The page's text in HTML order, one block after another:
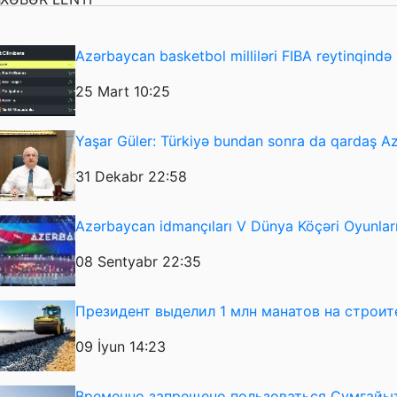
Azərbaycan basketbol milliləri FIBA reytinqində
25 Mart 10:25
Yaşar Güler: Türkiyə bundan sonra da qardaş
31 Dekabr 22:58
Azərbaycan idmançıları V Dünya Köçəri
08 Sentyabr 22:35
Президент выделил 1 млн манатов на
09 İyun 14:23